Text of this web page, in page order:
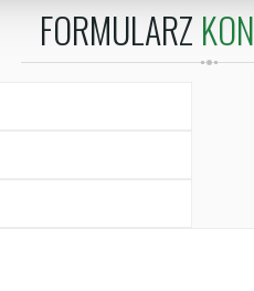
FORMULARZ